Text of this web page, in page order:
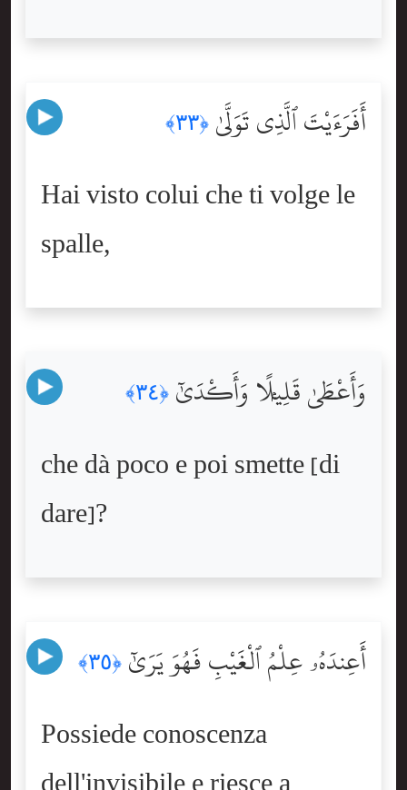
أَفَرَءَيْتَ ٱلَّذِى تَوَلَّىٰ ﴿٣٣﴾
Hai visto colui che ti volge le
spalle,
وَأَعْطَىٰ قَلِيلًۭا وَأَكْدَىٰٓ ﴿٣٤﴾
che dà poco e poi smette [di
dare]?
أَعِندَهُۥ عِلْمُ ٱلْغَيْبِ فَهُوَ يَرَىٰٓ ﴿٣٥﴾
Possiede conoscenza